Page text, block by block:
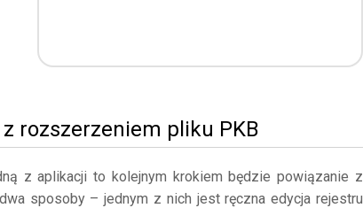
rozszerzeniem pliku PKB
z aplikacji to kolejnym krokiem będzie powiązanie z
sposoby – jednym z nich jest ręczna edycja rejestru